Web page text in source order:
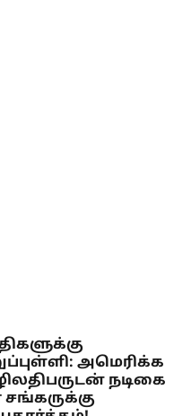
அமெரிக்க
நடிகை
சங்கருக்கு